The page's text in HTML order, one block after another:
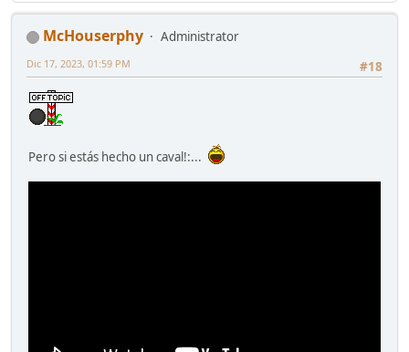
McHouserphy
Administrator
#18
Dic 17, 2023, 01:59 PM
Pero si estás hecho un caval!:...